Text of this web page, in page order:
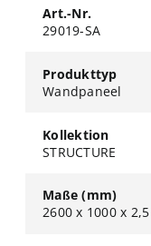
Art.-Nr.
29019-SA
Produkttyp
Wandpaneel
Kollektion
STRUCTURE
Maße (mm)
2600 x 1000 x 2,5